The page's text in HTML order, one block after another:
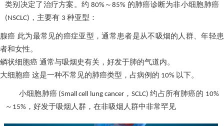
类别决定了治疗方案。约 80%～85% 的肺癌诊断为非小细胞肺癌
(NSCLC) ，主要有 3 种亚型：
腺癌 此为最常见的癌症亚型，通常患者是从不吸烟的人群、年轻患
者和女性。
鳞状细胞癌 通常与吸烟史有关，好发于肺的气道内。
大细胞癌 这是一种不常见的肺癌类型，占病例的 10% 以下。
小细胞肺癌 (Small cell lung cancer，SCLC)约占所有肺癌的 10%
～ 15% ，好发于吸烟人群，在非吸烟人群中非常罕见